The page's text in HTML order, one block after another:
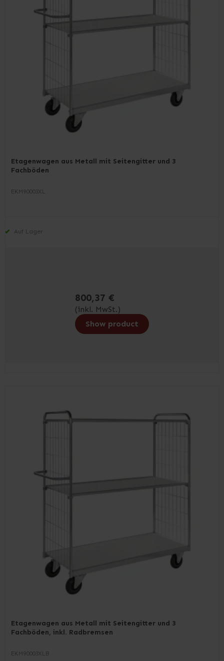
Etagenwagen aus Metall mit Seitengitter und 3
Fachböden
EKM90003XL
Auf Lager
800,37 €
(inkl. MwSt.)
Show product
Etagenwagen aus Metall mit Seitengitter und 3
Fachböden, inkl. Radbremsen
EKM90003XLB